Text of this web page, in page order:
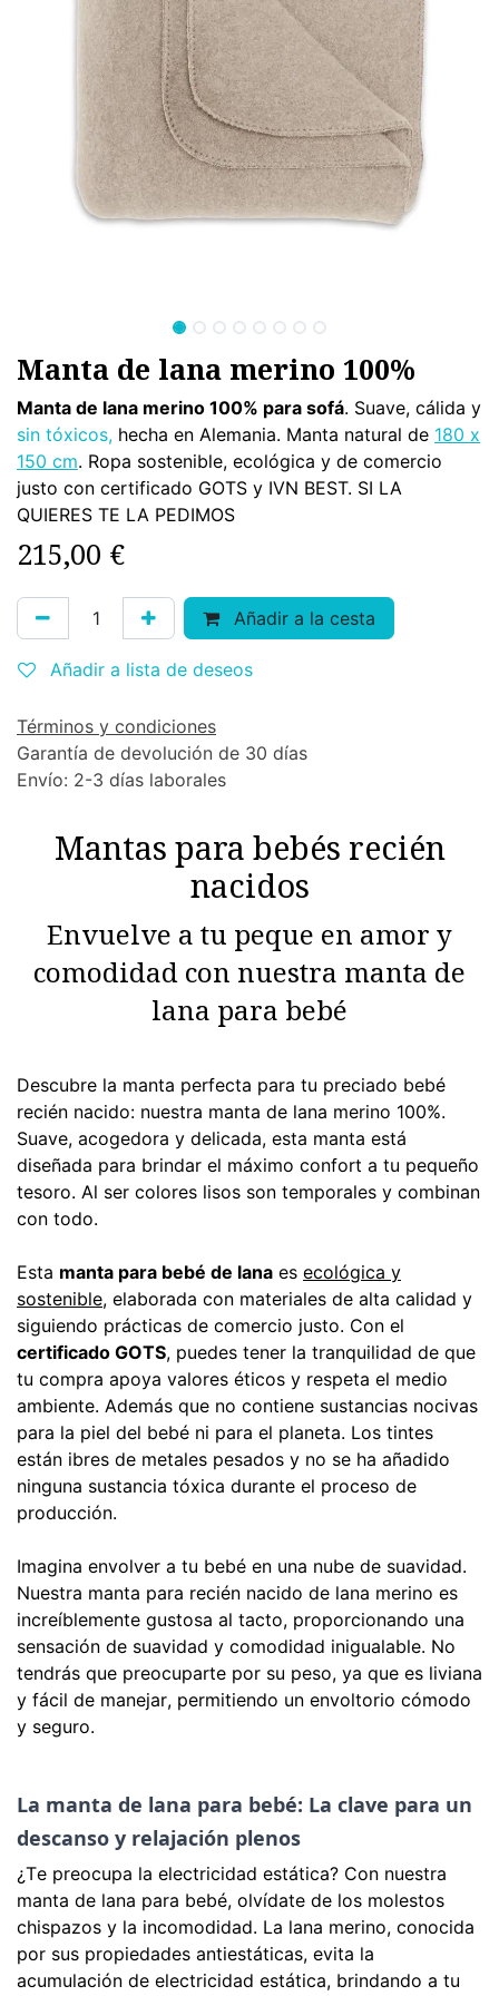
Manta de lana merino 100%
Manta de lana merino 100% para sofá. Suave, cálida y
sin tóxicos, hecha en Alemania. Manta natural de 180 x
150 cm. Ropa sostenible, ecológica y de comercio
justo con certificado GOTS y IVN BEST. SI LA
QUIERES TE LA PEDIMOS
215,00 €
Añadir a la cesta
Añadir a lista de deseos
Términos y condiciones
Garantía de devolución de 30 días
Envío: 2-3 días laborales
Mantas para bebés recién
nacidos
Envuelve a tu peque en amor y
comodidad con nuestra manta de
lana para bebé
Descubre la manta perfecta para tu preciado bebé
recién nacido: nuestra manta de lana merino 100%.
Suave, acogedora y delicada, esta manta está
diseñada para brindar el máximo confort a tu pequeño
tesoro. Al ser colores lisos son temporales y combinan
con todo.
Esta manta para bebé de lana es ecológica y
sostenible, elaborada con materiales de alta calidad y
siguiendo prácticas de comercio justo. Con el
certificado GOTS, puedes tener la tranquilidad de que
tu compra apoya valores éticos y respeta el medio
ambiente. Además que no contiene sustancias nocivas
para la piel del bebé ni para el planeta. Los tintes
están ibres de metales pesados y no se ha añadido
ninguna sustancia tóxica durante el proceso de
producción.
Imagina envolver a tu bebé en una nube de suavidad.
Nuestra manta para recién nacido de lana merino es
increíblemente gustosa al tacto, proporcionando una
sensación de suavidad y comodidad inigualable. No
tendrás que preocuparte por su peso, ya que es liviana
y fácil de manejar, permitiendo un envoltorio cómodo
y seguro.
La manta de lana para bebé: La clave para un
descanso y relajación plenos
¿Te preocupa la electricidad estática? Con nuestra
manta de lana para bebé, olvídate de los molestos
chispazos y la incomodidad. La lana merino, conocida
por sus propiedades antiestáticas, evita la
acumulación de electricidad estática, brindando a tu